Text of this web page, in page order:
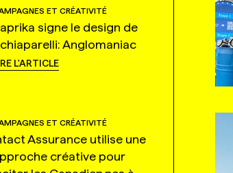
ET CRÉATIVITÉ
signe le design de
Anglomaniac
L'ARTICLE
ET CRÉATIVITÉ
Assurance utilise une
créative pour